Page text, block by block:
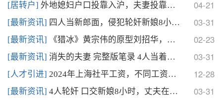
[居转户] 外地媳妇户口投靠入沪，夫妻投靠落户政策讲解 04-21
[最新资讯] 四人当新郎面，侵犯轮奸新娘8小时，事后残忍将二人杀 03-31
[最新资讯] 《猎冰》黄宗伟的原型刘招华，制造数十吨冰毒，一年产 02-23
[最新资讯] 消失的夫妻 完整版笔录 4人当着丈夫口交 轮奸新娘 03-31
[人才引进] 2024年上海社平工资，不同工资如何选择落户上海方 12-28
[最新资讯] 4人轮奸 口交新娘8小时，丈夫在门口目睹全程，细节 03-31